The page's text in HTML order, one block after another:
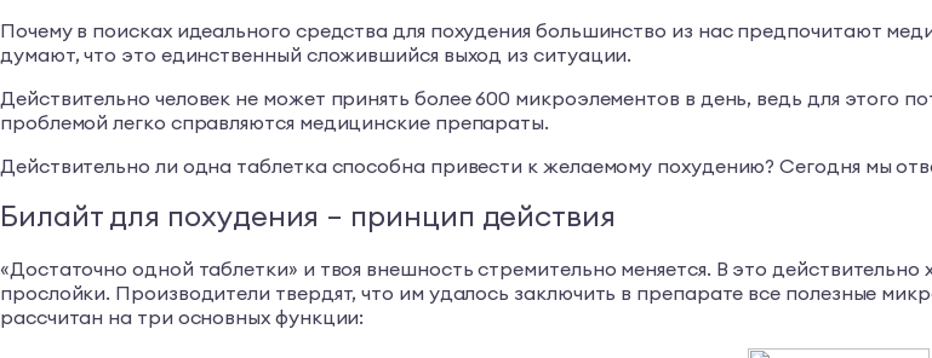
Почему в поисках идеального средства для похудения большинство из нас предпочитают
думают, что это единственный сложившийся выход из ситуации.
Действительно человек не может принять более 600 микроэлементов в день, ведь для этого
проблемой легко справляются медицинские препараты.
Действительно ли одна таблетка способна привести к желаемому похудению? Сегодня мы
Билайт для похудения – принцип действия
«Достаточно одной таблетки» и твоя внешность стремительно меняется. В это
прослойки. Производители твердят, что им удалось заключить в препарате все полезные
рассчитан на три основных функции: